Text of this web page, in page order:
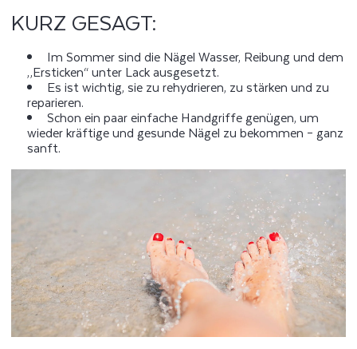
KURZ GESAGT:
Im Sommer sind die Nägel Wasser, Reibung und dem
„Ersticken“ unter Lack ausgesetzt.
Es ist wichtig, sie zu rehydrieren, zu stärken und zu
reparieren.
Schon ein paar einfache Handgriffe genügen, um
wieder kräftige und gesunde Nägel zu bekommen – ganz
sanft.